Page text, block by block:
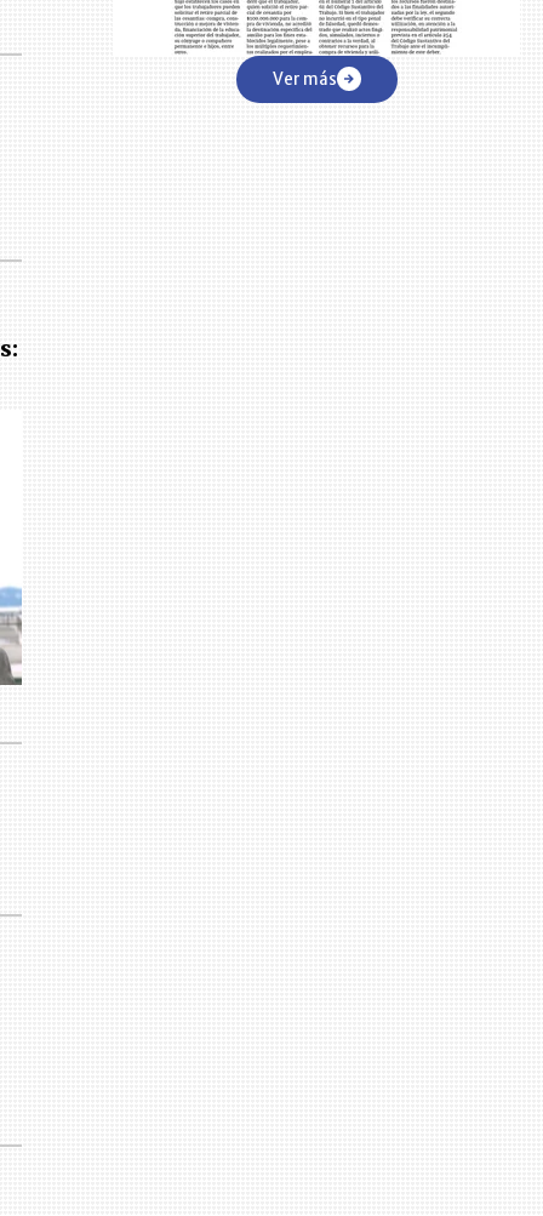
Ver más